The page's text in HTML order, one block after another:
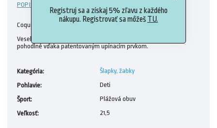
Registruj sa a získaj 5% zľavu z každého
nákupu. Registrovať sa môžeš TU.
POPIS
Coqui detské sandále Fobee 8851
Veselé farebné kombinácie pre radosť z pohybu. Bezpečné a
pohodlné vďaka patentovaným upínacím prvkom.
Kategória:
Šlapky, žabky
Pohlavie:
Deti
Šport:
Plážová obuv
Veľkosť: 21,5